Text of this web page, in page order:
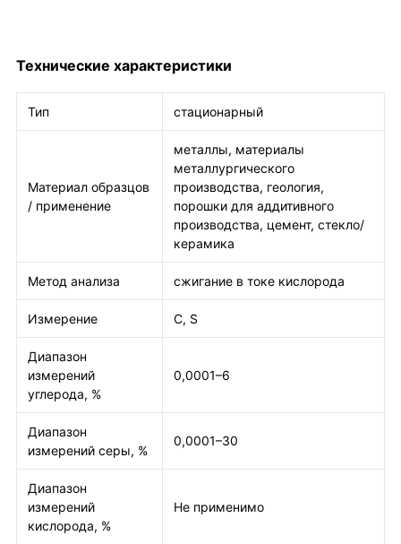
Технические характеристики
Тип стационарный
Материал образцов
/ применение
металлы, материалы
металлургического
производства, геология,
порошки для аддитивного
производства, цемент, стекло/
керамика
Метод анализа сжигание в токе кислорода
Измерение C, S
Диапазон
измерений
углерода, %
0,0001–6
Диапазон
измерений серы, %
0,0001–30
Диапазон
измерений
кислорода, %
Не применимо